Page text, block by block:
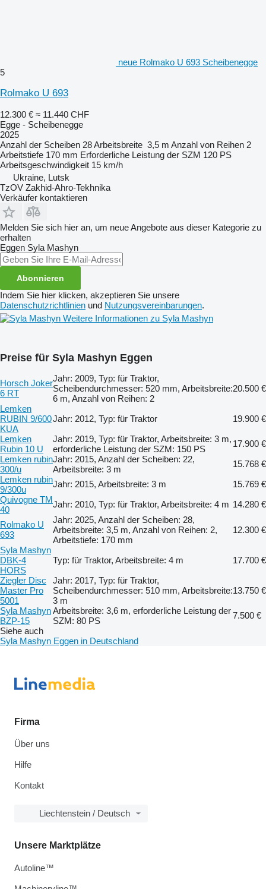
neue Rolmako U 693 Scheibenegge
5
Rolmako U 693
12.300 € ≈ 11.440 CHF
Egge - Scheibenegge
2025
Anzahl der Scheiben 28Arbeitsbreite 3,5 m Anzahl von Reihen 2
Arbeitstiefe 170 mm Erforderliche Leistung der SZM 120 PS
Arbeitsgeschwindigkeit 15 km/h
Ukraine, Lutsk
TzOV Zakhid-Ahro-Tekhnika
Verkäufer kontaktieren
Melden Sie sich hier an, um neue Angebote aus dieser Kategorie zu
erhalten
Eggen Syla Mashyn
Abonnieren
Indem Sie hier klicken, akzeptieren Sie unsere
Datenschutzrichtlinien und Nutzungsvereinbarungen.
Weitere Informationen zu Syla Mashyn
Preise für Syla Mashyn Eggen
Horsch Joker
6 RT
Jahr: 2009, Typ: für Traktor,
Scheibendurchmesser: 520 mm, Arbeitsbreite:
6 m, Anzahl von Reihen: 2
20.500 €
Lemken
RUBIN 9/600
KUA
Jahr: 2012, Typ: für Traktor
19.900 €
Lemken
Rubin 10 U
Jahr: 2019, Typ: für Traktor, Arbeitsbreite: 3 m,
erforderliche Leistung der SZM: 150 PS
17.900 €
Lemken rubin
300/u
Jahr: 2015, Anzahl der Scheiben: 22,
Arbeitsbreite: 3 m
15.768 €
Lemken rubin
9/300u
Jahr: 2015, Arbeitsbreite: 3 m
15.769 €
Quivogne TM
40
Jahr: 2010, Typ: für Traktor, Arbeitsbreite: 4 m 14.280 €
Rolmako U
693
Jahr: 2025, Anzahl der Scheiben: 28,
Arbeitsbreite: 3,5 m, Anzahl von Reihen: 2,
Arbeitstiefe: 170 mm
12.300 €
Syla Mashyn
DBK-4
HORS
Typ: für Traktor, Arbeitsbreite: 4 m
17.700 €
Ziegler Disc
Master Pro
5001
Jahr: 2017, Typ: für Traktor,
Scheibendurchmesser: 510 mm, Arbeitsbreite:
3 m
13.750 €
Syla Mashyn
BZP-15
Arbeitsbreite: 3,6 m, erforderliche Leistung der
SZM: 80 PS
7.500 €
Siehe auch
Syla Mashyn Eggen in Deutschland
Firma
Über uns
Hilfe
Kontakt
Liechtenstein / Deutsch
Unsere Marktplätze
Autoline™